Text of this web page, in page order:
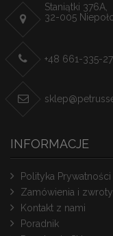
Staniątki 376A,
32-005
+48 661-335-
INFORMACJE
Polityka
Zamówienia i zwroty
Kontakt z nami
Poradnik